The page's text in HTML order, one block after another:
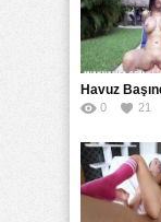
çalışıyordur
örtecek
bir şekilde
Eğitmen
hareketleri
Adam
vermemesi,
neden olur
çekinmez.
0 21